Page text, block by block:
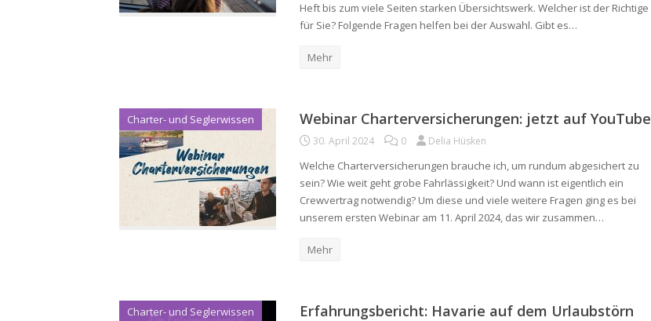
Heft bis zum viele Seiten starken Übersichtswerk. Welcher ist der Richtige
für Sie? Folgende Fragen helfen bei der Auswahl. Gibt es…
Mehr
Charter- und Seglerwissen Webinar Charterversicherungen: jetzt auf YouTube
30. April 2024 0 Delia Hüsken
Welche Charterversicherungen brauche ich, um rundum abgesichert zu
sein? Wie weit geht grobe Fahrlässigkeit? Und wann ist eigentlich ein
Crewvertrag notwendig? Um diese und viele weitere Fragen ging es bei
unserem ersten Webinar am 11. April 2024, das wir zusammen…
Mehr
Charter- und Seglerwissen
Erfahrungsbericht: Havarie auf dem Urlaubstörn